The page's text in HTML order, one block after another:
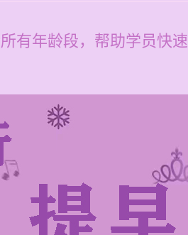
有年龄段，帮助学员快